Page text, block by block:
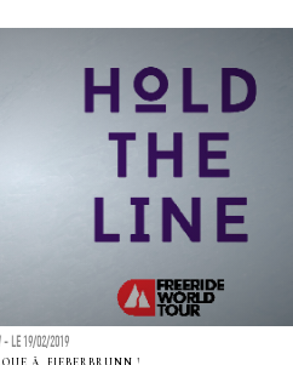
- LE 19/02/2019